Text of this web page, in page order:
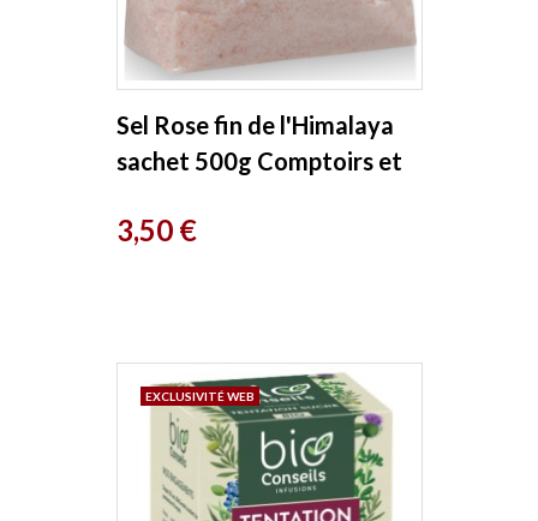
Sel Rose fin de l'Himalaya
sachet 500g Comptoirs et
Prix
3,50 €
EXCLUSIVITÉ WEB